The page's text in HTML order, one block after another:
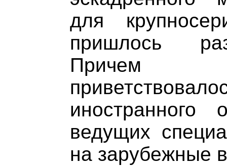
для
пришлось
Причем
ведущих
на зарубежные